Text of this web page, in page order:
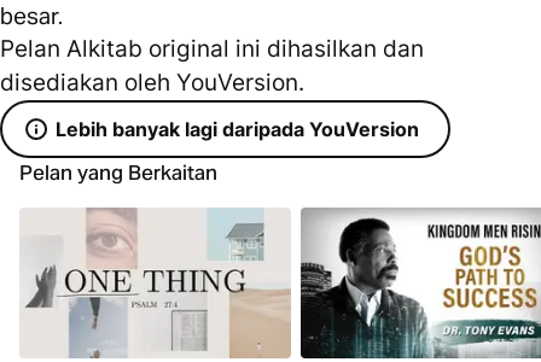
besar.
Pelan Alkitab original ini dihasilkan dan
disediakan oleh YouVersion.
Lebih banyak lagi daripada YouVersion
Pelan yang Berkaitan